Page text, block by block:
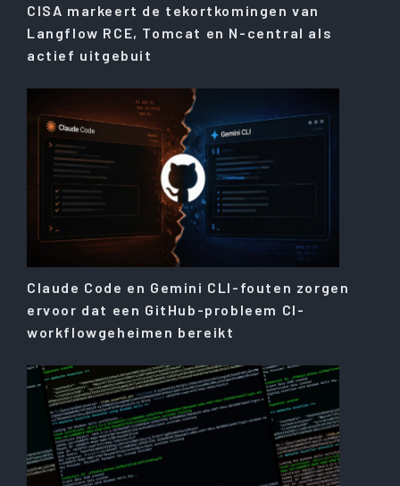
CISA markeert de tekortkomingen van
Langflow RCE, Tomcat en N-central als
actief uitgebuit
Claude Code en Gemini CLI-fouten zorgen
ervoor dat een GitHub-probleem CI-
workflowgeheimen bereikt